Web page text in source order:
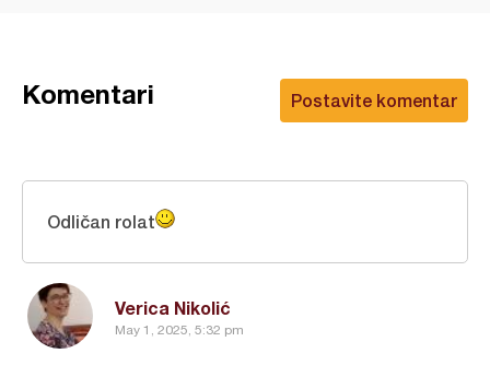
Postavite komentar
Komentari
Verica Nikolić
May 1, 2025, 5:32 pm
Odličan rolat